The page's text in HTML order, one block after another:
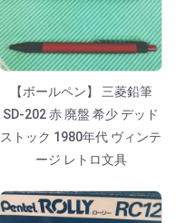
【ボールペン】 三菱鉛筆
SD-202 赤 廃盤 希少 デッド
ストック 1980年代 ヴィンテ
ージ レトロ文具